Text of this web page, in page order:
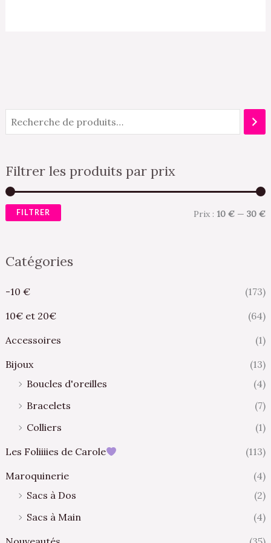
Filtrer les produits par prix
FILTRER Prix : 10 € —30 €
Catégories
-10 €
(173)
10€ et 20€
(64)
Accessoires
(1)
Bijoux
(13)
Boucles d'oreilles
(4)
Bracelets
(7)
Colliers
(1)
Les Foliiiies de Carole
(113)
Maroquinerie
(4)
Sacs à Dos
(2)
Sacs à Main
(4)